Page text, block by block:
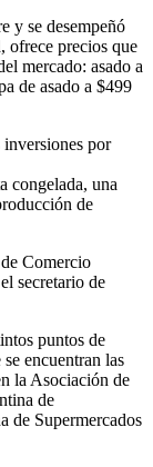
y se desempeñó
ofrece precios que
mercado: asado a
de asado a $499
por
congelada, una
de
Comercio
secretario de
puntos de
encuentran las
la Asociación de
de
de Supermercados